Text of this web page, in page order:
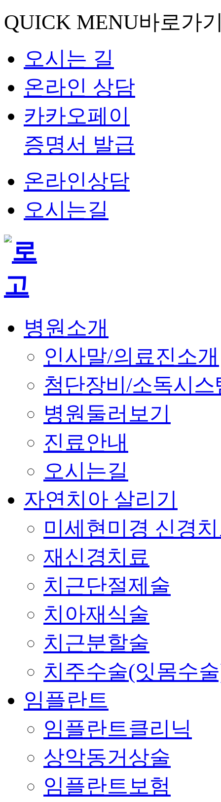
QUICK MENU바로가
오시는 길
온라인 상담
카카오페이
증명서 발급
온라인상담
오시는길
병원소개
인사말/의료진소개
첨단장비/소독시스
병원둘러보기
진료안내
오시는길
자연치아 살리기
미세현미경 신경
재신경치료
치근단절제술
치아재식술
치근분할술
치주수술(잇몸수
임플란트
임플란트클리닉
상악동거상술
임플란트보험